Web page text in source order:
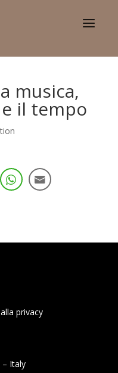
musica,
il tempo
privacy
– Italy